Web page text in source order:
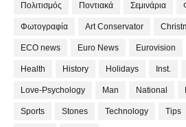
Πολιτισμός Ποντιακά Σεμινάρια
Φωτογραφία Art Conservator
ECO news Euro News Eurovision
Health History Holidays Inst.
Love-Psychology Man National
Sports Stones Technology Tips